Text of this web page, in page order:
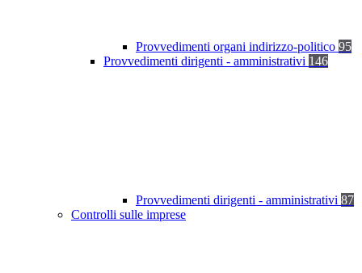
Provvedimenti organi indirizzo-politico 95
Provvedimenti dirigenti - amministrativi 146
Provvedimenti dirigenti - amministrativi 87
Controlli sulle imprese